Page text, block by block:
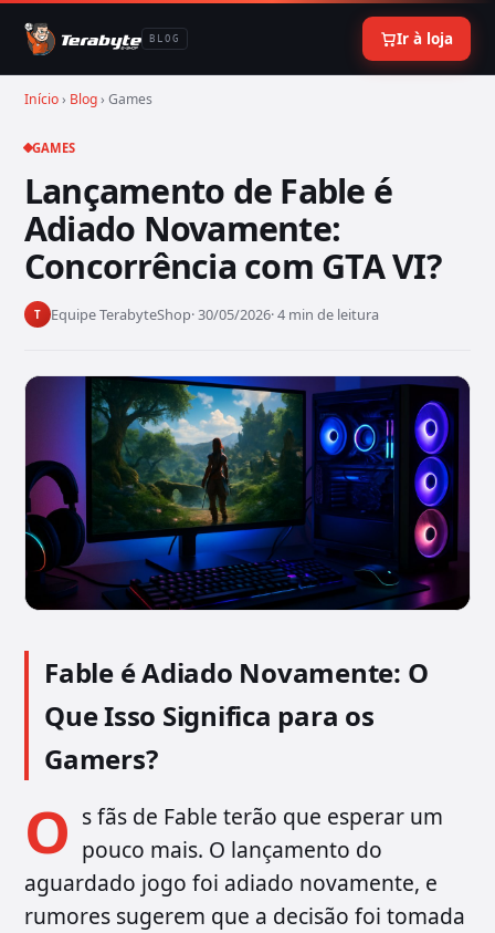
BLOG Ir à loja
Início› Blog› Games
GAMES
Lançamento de Fable é
Adiado Novamente:
Concorrência com GTA VI?
T Equipe TerabyteShop· 30/05/2026· 4 min de leitura
Fable é Adiado Novamente: O
Que Isso Significa para os
Gamers?
O s fãs de Fable terão que esperar um
pouco mais. O lançamento do
aguardado jogo foi adiado novamente, e
rumores sugerem que a decisão foi tomada